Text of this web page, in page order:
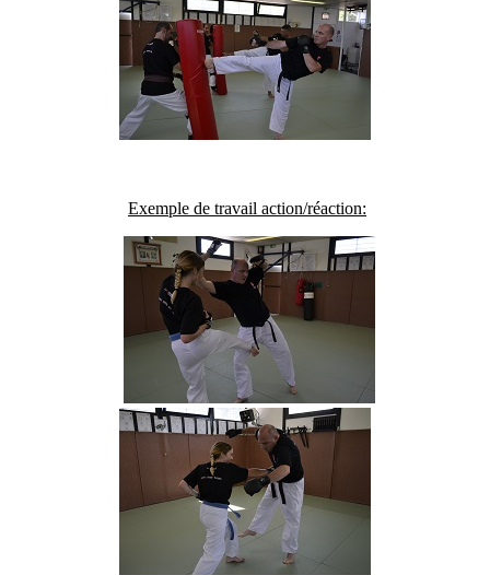
Exemple de travail action/réaction: